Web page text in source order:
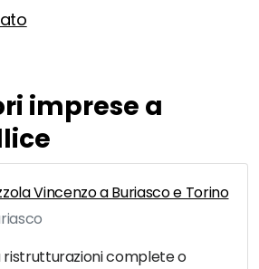
imprese a
Vincenzo a Buriasco e Torino
ristrutturazioni complete o